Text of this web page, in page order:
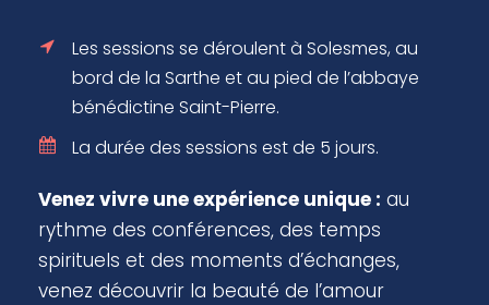
Les sessions se déroulent à Solesmes, au
bord de la Sarthe et au pied de l’abbaye
bénédictine Saint-Pierre.
La durée des sessions est de 5 jours.
Venez vivre une expérience unique : au
rythme des conférences, des temps
spirituels et des moments d’échanges,
venez découvrir la beauté de l’amour